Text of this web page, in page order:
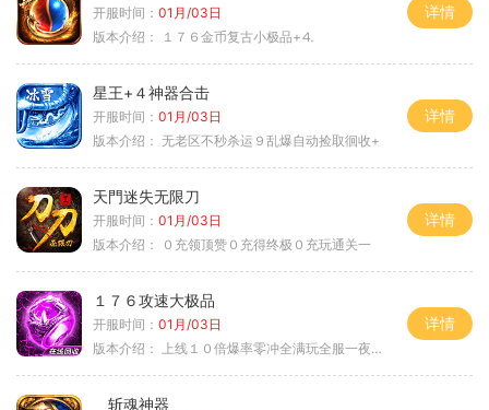
开服时间： 01月/03日
版本介绍：
１７６金币复古小极品+⒋
详情
星王+４神器合击
开服时间： 01月/03日
版本介绍： 无老区不秒杀运９乱爆自动捡取徊收+
详情
天門迷失无限刀
开服时间： 01月/03日
版本介绍：
０充领顶赞０充得终极０充玩通关一
详情
１７６攻速大极品
开服时间： 01月/03日
版本介绍：
上线１０倍爆率零冲全满玩全服一夜终极
详情
斩魂神器